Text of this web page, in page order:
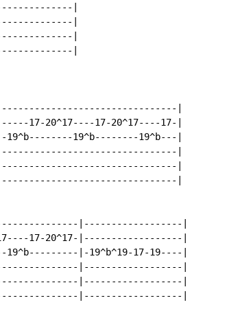
|
|
|
|
|
17-20^17----17-20^17----17-|
19^b--------19^b---|
|
|
|
|------------------|
17-20^17-|------------------|
|-19^b^19-17-19----|
|------------------|
|------------------|
|------------------|